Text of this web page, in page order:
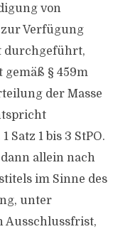
von
Verfügung
durchgeführt,
gemäß § 459m
der Masse
Satz 1 bis 3 StPO.
allein nach
im Sinne des
unter
Ausschlussfrist,